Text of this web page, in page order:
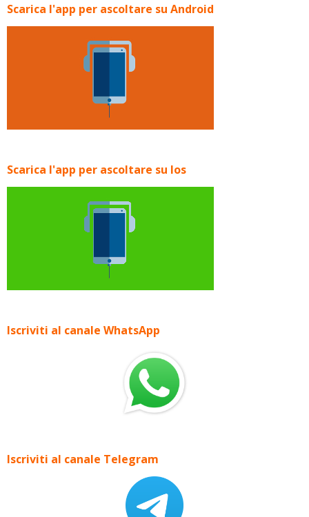
Scarica l'app per ascoltare su Android
Scarica l'app per ascoltare su Ios
Iscriviti al canale WhatsApp
Iscriviti al canale Telegram